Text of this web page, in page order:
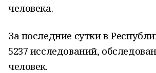
человека.
За последние сутки в
5237 исследований,
человек.